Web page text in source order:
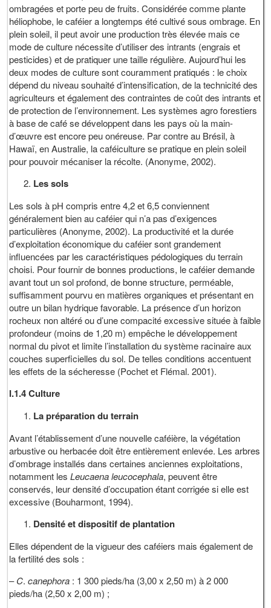
ombragées et porte peu de fruits. Considérée comme plante
héliophobe, le caféier a longtemps été cultivé sous ombrage. En
plein soleil, il peut avoir une production très élevée mais ce
mode de culture nécessite d’utiliser des intrants (engrais et
pesticides) et de pratiquer une taille régulière. Aujourd’hui les
deux modes de culture sont couramment pratiqués : le choix
dépend du niveau souhaité d’intensification, de la technicité des
agriculteurs et également des contraintes de coût des intrants et
de protection de l’environnement. Les systèmes agro forestiers
à base de café se développent dans les pays où la main-
d’œuvre est encore peu onéreuse. Par contre au Brésil, à
Hawaï, en Australie, la caféiculture se pratique en plein soleil
pour pouvoir mécaniser la récolte. (Anonyme, 2002).
Les sols
Les sols à pH compris entre 4,2 et 6,5 conviennent
généralement bien au caféier qui n’a pas d’exigences
particulières (Anonyme, 2002). La productivité et la durée
d’exploitation économique du caféier sont grandement
influencées par les caractéristiques pédologiques du terrain
choisi. Pour fournir de bonnes productions, le caféier demande
avant tout un sol profond, de bonne structure, perméable,
suffisamment pourvu en matières organiques et présentant en
outre un bilan hydrique favorable. La présence d’un horizon
rocheux non altéré ou d’une compacité excessive située à faible
profondeur (moins de 1,20 m) empêche le développement
normal du pivot et limite l’installation du système racinaire aux
couches superficielles du sol. De telles conditions accentuent
les effets de la sécheresse (Pochet et Flémal. 2001).
I.1.4 Culture
La préparation du terrain
Avant l’établissement d’une nouvelle caféière, la végétation
arbustive ou herbacée doit être entièrement enlevée. Les arbres
d’ombrage installés dans certaines anciennes exploitations,
notamment lesLeucaena leucocephala, peuvent être
conservés, leur densité d’occupation étant corrigée si elle est
excessive (Bouharmont, 1994).
Densité et dispositif de plantation
Elles dépendent de la vigueur des caféiers mais également de
la fertilité des sols :
–C.canephora : 1 300 pieds/ha (3,00 x 2,50 m) à 2 000
pieds/ha (2,50 x 2,00 m) ;